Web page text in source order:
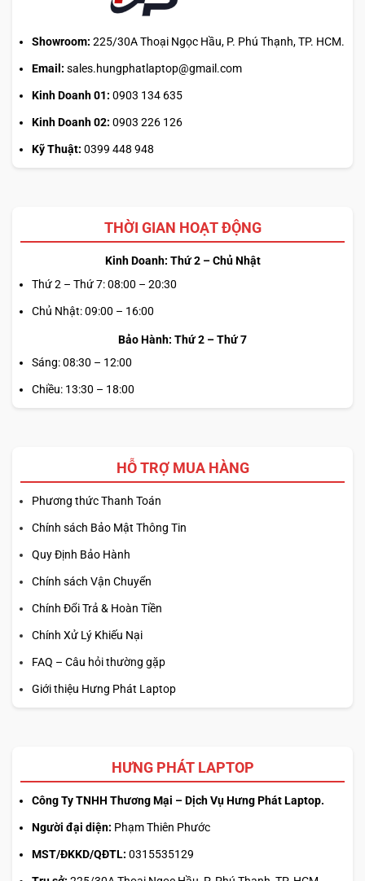
Showroom: 225/30A Thoại Ngọc Hầu, P. Phú Thạnh, TP. HCM.
Email: sales.hungphatlaptop@gmail.com
Kinh Doanh 01: 0903 134 635
Kinh Doanh 02: 0903 226 126
Kỹ Thuật: 0399 448 948
THỜI GIAN HOẠT ĐỘNG
Kinh Doanh: Thứ 2 – Chủ Nhật
Thứ 2 – Thứ 7: 08:00 – 20:30
Chủ Nhật: 09:00 – 16:00
Bảo Hành: Thứ 2 – Thứ 7
Sáng: 08:30 – 12:00
Chiều: 13:30 – 18:00
HỖ TRỢ MUA HÀNG
Phương thức Thanh Toán
Chính sách Bảo Mật Thông Tin
Quy Định Bảo Hành
Chính sách Vận Chuyển
Chính Đổi Trả & Hoàn Tiền
Chính Xử Lý Khiếu Nại
FAQ – Câu hỏi thường gặp
Giới thiệu Hưng Phát Laptop
HƯNG PHÁT LAPTOP
Công Ty TNHH Thương Mại – Dịch Vụ Hưng Phát Laptop.
Người đại diện: Phạm Thiên Phước
MST/ĐKKD/QĐTL: 0315535129